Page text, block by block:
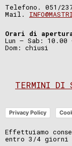
Telefono. 051/
Mail.
Orari di
Lun – Sab: 10.00
Dom: chiusi
TERMINI DI
Privacy Policy
Effettuiamo
entro 3/4